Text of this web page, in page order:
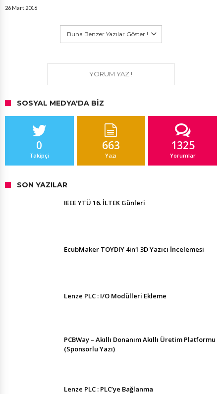
26 Mart 2016
Buna Benzer Yazılar Göster !
YORUM YAZ !
SOSYAL MEDYA'DA BIZ
0
Takipçi
663
Yazı
1325
Yorumlar
SON YAZILAR
IEEE YTÜ 16. İLTEK Günleri
EcubMaker TOYDIY 4in1 3D Yazıcı İncelemesi
Lenze PLC : I/O Modülleri Ekleme
PCBWay – Akıllı Donanım Akıllı Üretim Platformu
(Sponsorlu Yazı)
Lenze PLC : PLC’ye Bağlanma